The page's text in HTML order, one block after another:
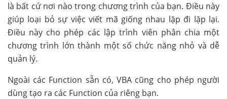
là bất cứ nơi nào trong chương trình của bạn. Điều này
giúp loại bỏ sự việc viết mã giống nhau lặp đi lặp lại.
Điều này cho phép các lập trình viên phân chia một
chương trình lớn thành một số chức năng nhỏ và dễ
quản lý.
Ngoài các Function sẵn có, VBA cũng cho phép người
dùng tạo ra các Function của riêng bạn.